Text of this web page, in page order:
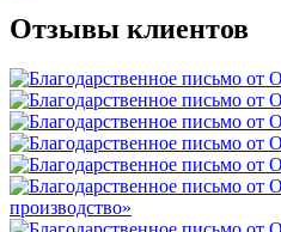
Отзывы клиентов